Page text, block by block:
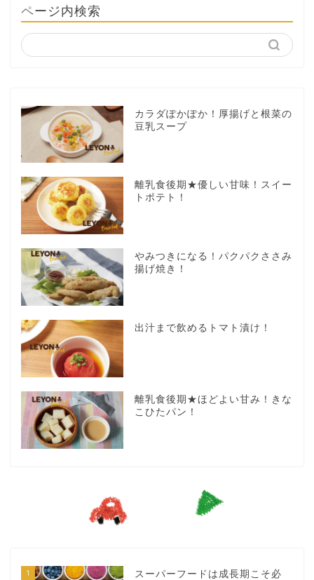
ページ内検索
カラダぽかぽか！厚揚げと根菜の
豆乳スープ
離乳食後期★優しい甘味！スイー
トポテト！
やみつきになる！パクパクささみ
揚げ焼き！
出汁まで飲めるトマト漬け！
離乳食後期★ほどよい甘み！きな
こひたパン！
1
スーパーフードは成長期こそ必